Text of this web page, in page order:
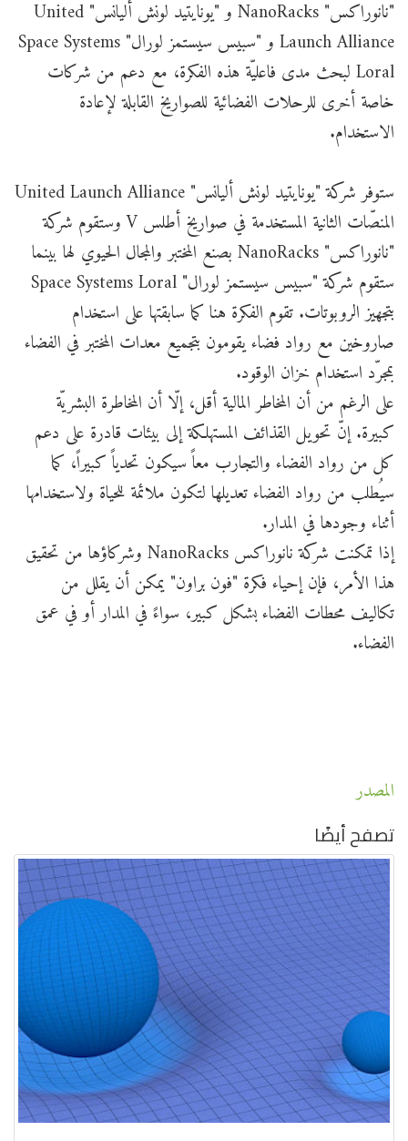
"نانوراكس" NanoRacks و "يونايتيد لونش أليانس" United
Launch Alliance و "سبيس سيستمز لورال" Space Systems
Loral لبحث مدى فاعليّة هذه الفكرة، مع دعم من شركات
خاصة أخرى للرحلات الفضائية للصواريخ القابلة لإعادة
الاستخدام.
ستوفر شركة "يونايتيد لونش أليانس" United Launch Alliance
المنصّات الثانية المستخدمة في صواريخ أطلس V وستقوم شركة
"نانوراكس" NanoRacks بصنع المختبر والمجال الحيوي لها بينما
ستقوم شركة "سبيس سيستمز لورال" Space Systems Loral
بتجهيز الروبوتات. تقوم الفكرة هنا كما سابقتها على استخدام
صاروخين مع رواد فضاء يقومون بتجميع معدات المختبر في الفضاء
بمجرّد استخدام خزان الوقود.
على الرغم من أن المخاطر المالية أقل، إلّا أن المخاطرة البشريّة
كبيرة. إنّ تحويل القذائف المستهلكة إلى بيئات قادرة على دعم
كل من رواد الفضاء والتجارب معاً سيكون تحدياً كبيراً، كما
سيُطلب من رواد الفضاء تعديلها لتكون ملائمة للحياة ولاستخدامها
أثناء وجودها في المدار.
إذا تمكنت شركة نانوراكس NanoRacks وشركاؤها من تحقيق
هذا الأمر، فإن إحياء فكرة "فون براون" يمكن أن يقلل من
تكاليف محطات الفضاء بشكل كبير، سواءً في المدار أو في عمق
الفضاء.
المصدر
تصفح أيضًا